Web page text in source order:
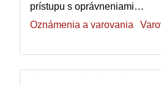
prístupu s oprávneniami…
Oznámenia a varovania